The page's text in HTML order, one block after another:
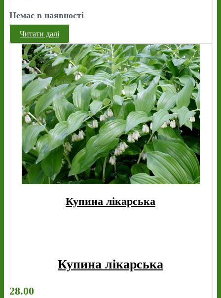
Немає в наявності
Читати далі
Купина лікарська
Купина лікарська
28.00